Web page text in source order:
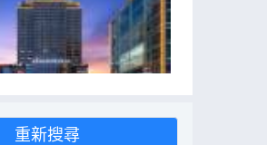
重新搜尋